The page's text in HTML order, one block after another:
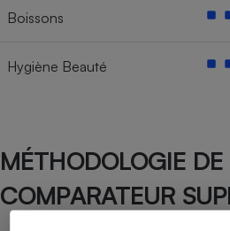
Boissons
Hygiène Beauté
MÉTHODOLOGIE
COMPARATEUR